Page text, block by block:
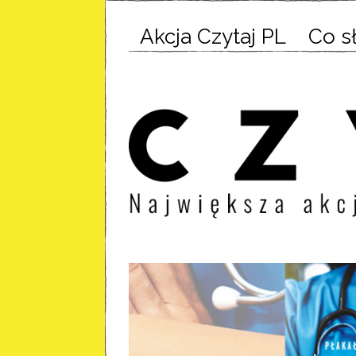
Akcja Czytaj PL Co